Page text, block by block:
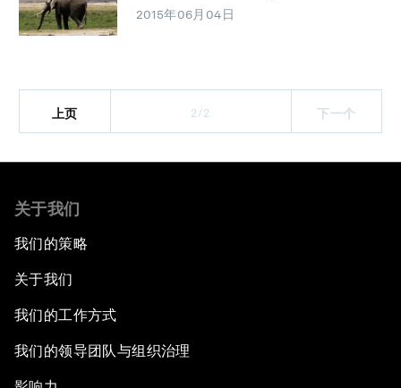
2015年06月04日
上页 2/2 下一个
关于我们
我们的策略
关于我们
我们的工作方式
我们的领导团队与组织治理